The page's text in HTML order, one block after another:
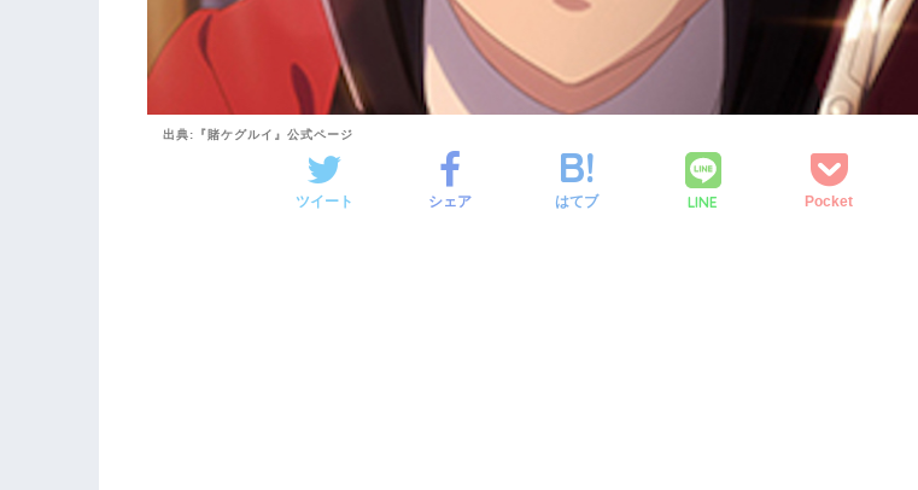
出典:『賭ケグルイ』公式ページ
ツイート シェア はてブ LINE Pocket